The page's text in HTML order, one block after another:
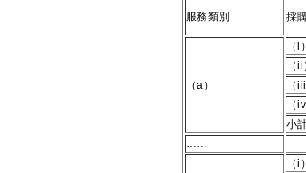
服務類別 採
（a）
（i）
（ii
（
（
小
……
（i）